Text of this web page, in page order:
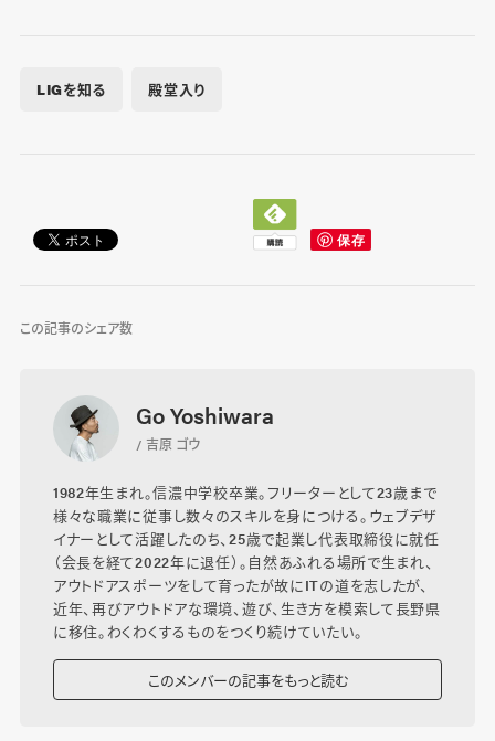
LIGを知る 殿堂入り
この記事のシェア数
Go Yoshiwara
/ 吉原 ゴウ
1982年生まれ。信濃中学校卒業。フリーターとして23歳まで
様々な職業に従事し数々のスキルを身につける。ウェブデザ
イナーとして活躍したのち、25歳で起業し代表取締役に就任
（会長を経て2022年に退任）。自然あふれる場所で生まれ、
アウトドアスポーツをして育ったが故にITの道を志したが、
近年、再びアウトドアな環境、遊び、生き方を模索して長野県
に移住。わくわくするものをつくり続けていたい。
このメンバーの記事をもっと読む